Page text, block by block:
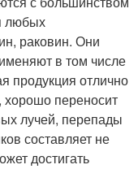
любых
раковин. Они
в том числе
продукция отлично
хорошо переносит
лучей, перепады
составляет не
достигать